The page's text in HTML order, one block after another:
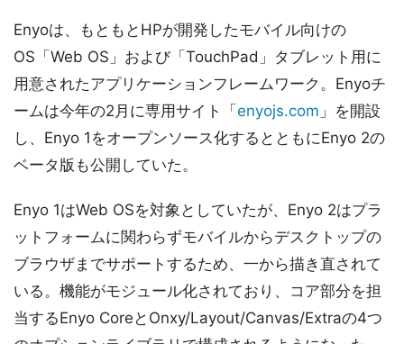
Enyoは、もともとHPが開発したモバイル向けの
OS「Web OS」および「TouchPad」タブレット用に
用意されたアプリケーションフレームワーク。Enyoチ
ームは今年の2月に専用サイト「 enyojs.com 」を開設
し、Enyo 1をオープンソース化するとともにEnyo 2の
ベータ版も公開していた。
Enyo 1はWeb OSを対象としていたが、Enyo 2はプラ
ットフォームに関わらずモバイルからデスクトップの
ブラウザまでサポートするため、一から描き直されて
いる。機能がモジュール化されており、コア部分を担
当するEnyo CoreとOnxy/Layout/Canvas/Extraの4つ